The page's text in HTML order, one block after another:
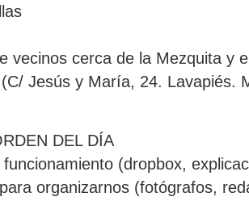
vecinos cerca de la Mezquita y
Jesús y María, 24. Lavapiés.
DEL DÍA
(dropbox,
organizarnos (fotógrafos,